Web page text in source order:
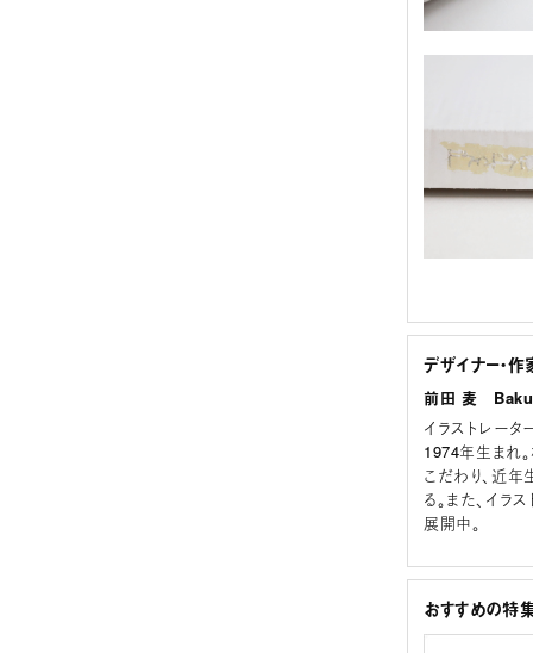
デザイナー・作
前田 麦
イラストレータ
1974年生まれ
こだわり、近
る。また、イラ
展開中。
おすすめの特